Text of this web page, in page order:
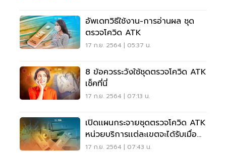
อัพเดทวิธีใช้งาน-การอ่านผล ชุด
ตรวจโควิด ATK
17 ก.ย. 2564 | 05:37 น.
8 ข้อควรระวังใช้ชุดตรวจโควิด ATK
เช็คที่นี่
17 ก.ย. 2564 | 07:13 น.
เปิดเเผนกระจายชุดตรวจโควิด ATK
หน่วยบริการเเต่ละเขตจะได้รับเมื่อ
ไหร่
17 ก.ย. 2564 | 07:43 น.